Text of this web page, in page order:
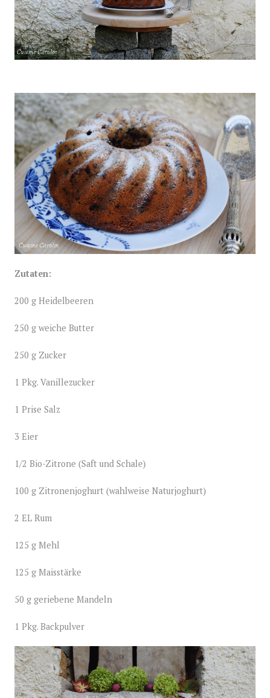
Zutaten:
200 g Heidelbeeren
250 g weiche Butter
250 g Zucker
1 Pkg. Vanillezucker
1 Prise Salz
3 Eier
1/2 Bio-Zitrone (Saft und Schale)
100 g Zitronenjoghurt (wahlweise Naturjoghurt)
2 EL Rum
125 g Mehl
125 g Maisstärke
50 g geriebene Mandeln
1 Pkg. Backpulver